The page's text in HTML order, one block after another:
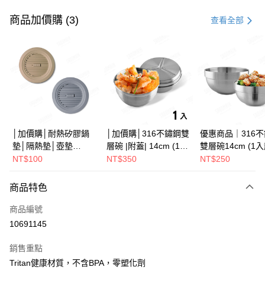
信用卡一次付款
Apple Pay
街口支付
Google Pay
全盈+PAY
全家取貨（下單付款）後，現貨商品將於 3 個工作天內寄出
每筆NT$75，滿NT$1,199(含以上)免運費
商品加價購 (3) 查看全部
│加價購│耐熱矽膠鍋
墊│隔熱墊│壺墊
NT$100
│加價購│316不鏽鋼雙
層碗 |附蓋| 14cm (1入
散裝) SG0141
NT$350
優惠商品｜316
雙層碗14cm (1
SG0140
NT$250
商品特色
商品編號
10691145
銷售重點
Tritan健康材質，不含BPA，零塑化劑